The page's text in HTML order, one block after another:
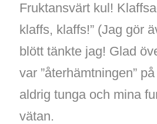
Fruktansvärt kul!
klaffs, klaffs!” (Jag gör
blött tänkte jag! Glad
var ”återhämtningen”
aldrig tunga och mina
vätan.